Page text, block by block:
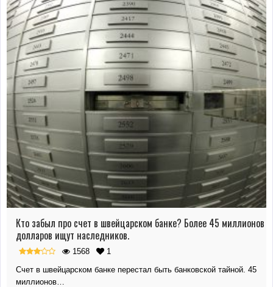
Кто забыл про счет в швейцарском банке? Более 45 миллионов
долларов ищут наследников.
1568
1
Счет в швейцарском банке перестал быть банковской тайной. 45
миллионов…